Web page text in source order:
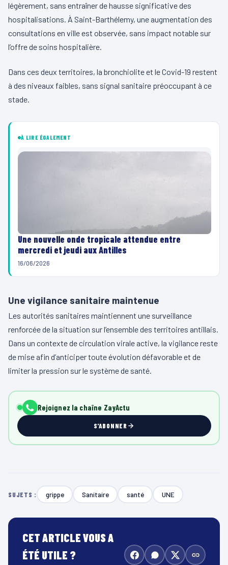
légèrement, sans entraîner de hausse significative des
hospitalisations. À Saint-Barthélemy, une augmentation des
consultations en ville est observée, sans impact notable sur
l’offre de soins hospitalière.
Dans ces deux territoires, la bronchiolite et le Covid-19 restent
à des niveaux faibles, sans signal sanitaire préoccupant à ce
stade.
À LIRE ÉGALEMENT
Une nouvelle onde tropicale attendue entre
mercredi et jeudi aux Antilles
16/06/2026
Une vigilance sanitaire maintenue
Les autorités sanitaires maintiennent une surveillance
renforcée de la situation sur l’ensemble des territoires antillais.
Dans un contexte de circulation virale active, la vigilance reste
de mise afin d’anticiper toute évolution défavorable et de
limiter la pression sur le système de santé.
Rejoignez la chaîne ZayActu
S'ABONNER
SUJETS : grippe Sanitaire santé UNE
CET ARTICLE VOUS A
ÉTÉ UTILE ?